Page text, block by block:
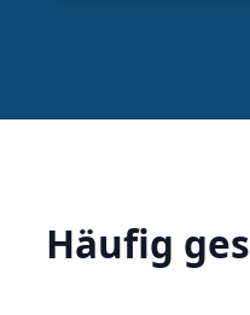
Häufig